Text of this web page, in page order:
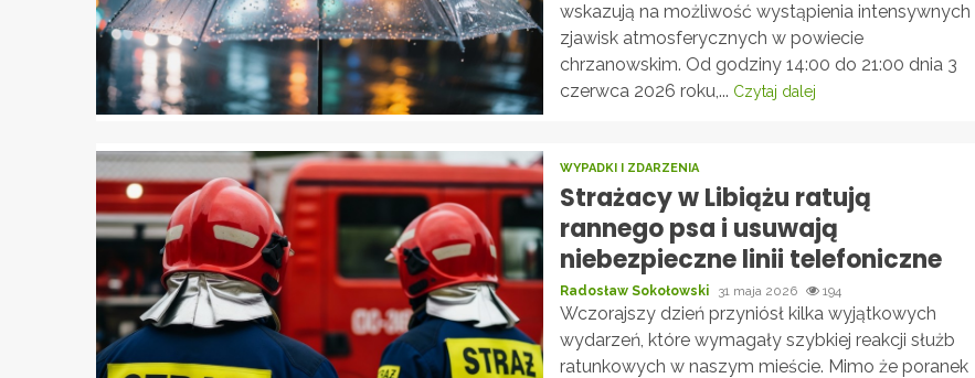
wskazują na możliwość wystąpienia intensywnych
zjawisk atmosferycznych w powiecie
chrzanowskim. Od godziny 14:00 do 21:00 dnia 3
czerwca 2026 roku,... Czytaj dalej
WYPADKI I ZDARZENIA
Strażacy w Libiążu ratują
rannego psa i usuwają
niebezpieczne linii telefoniczne
Radosław Sokołowski 31 maja 2026 194
Wczorajszy dzień przyniósł kilka wyjątkowych
wydarzeń, które wymagały szybkiej reakcji służb
ratunkowych w naszym mieście. Mimo że poranek